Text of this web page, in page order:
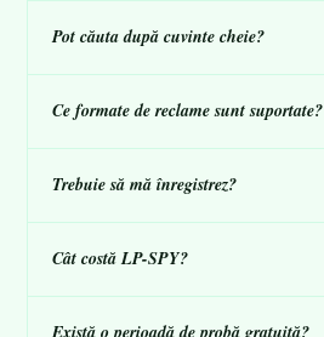
Pot căuta după cuvinte cheie?
Ce formate de reclame sunt suportate?
Trebuie să mă înregistrez?
Cât costă LP-SPY?